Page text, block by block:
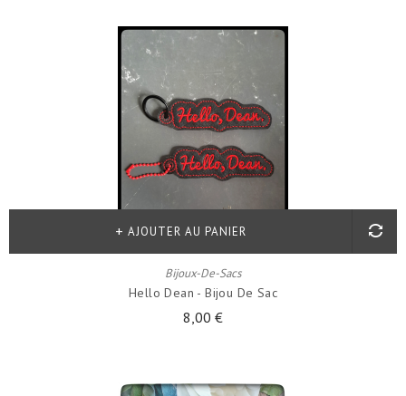
Bijoux-De-Sacs
Hello Dean - Bijou De Sac
8,00 €
AJOUTER AU PANIER